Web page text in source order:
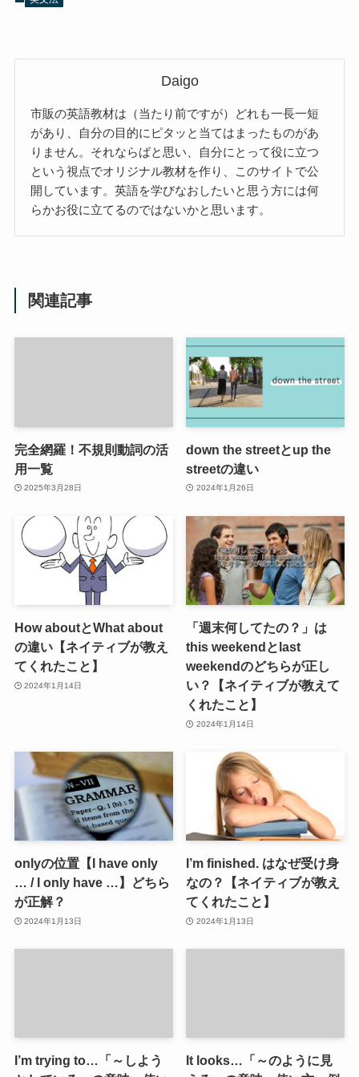
Daigo
市販の英語教材は（当たり前ですが）どれも一長一短
があり、自分の目的にピタッと当てはまったものがあ
りません。それならばと思い、自分にとって役に立つ
という視点でオリジナル教材を作り、このサイトで公
開しています。英語を学びなおしたいと思う方には何
らかお役に立てるのではないかと思います。
関連記事
完全網羅！不規則動詞の活
用一覧
2025年3月28日
down the streetとup the
streetの違い
2024年1月26日
How aboutとWhat about
の違い【ネイティブが教え
てくれたこと】
2024年1月14日
「週末何してたの？」は
this weekendとlast
weekendのどちらが正し
い？【ネイティブが教えて
くれたこと】
2024年1月14日
onlyの位置【I have only
… / I only have …】どちら
が正解？
2024年1月13日
I’m finished. はなぜ受け身
なの？【ネイティブが教え
てくれたこと】
2024年1月13日
I’m trying to…「～しよう
It looks…「～のように見